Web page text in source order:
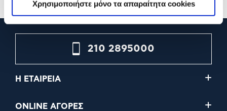
Χρησιμοποιήστε μόνο τα απαραίτητα cookies
210 2895000
Η ΕΤΑΙΡΕΙΑ
ONLINE ΑΓΟΡΕΣ